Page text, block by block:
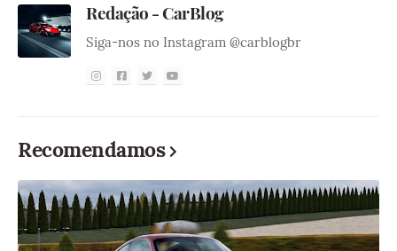
Redação - CarBlog
Siga-nos no Instagram @carblogbr
Recomendamos